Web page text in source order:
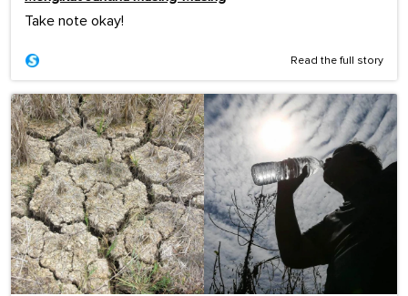
Take note okay!
Read the full story